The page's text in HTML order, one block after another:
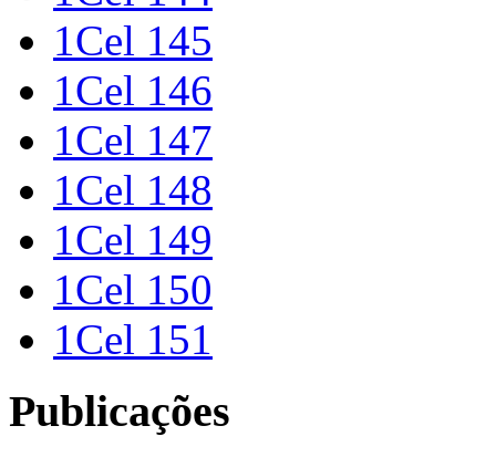
1Cel 145
1Cel 146
1Cel 147
1Cel 148
1Cel 149
1Cel 150
1Cel 151
Publicações